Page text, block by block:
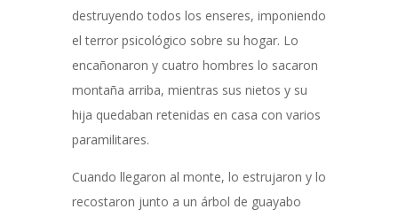
destruyendo todos los enseres, imponiendo
el terror psicológico sobre su hogar. Lo
encañonaron y cuatro hombres lo sacaron
montaña arriba, mientras sus nietos y su
hija quedaban retenidas en casa con varios
paramilitares.
Cuando llegaron al monte, lo estrujaron y lo
recostaron junto a un árbol de guayabo